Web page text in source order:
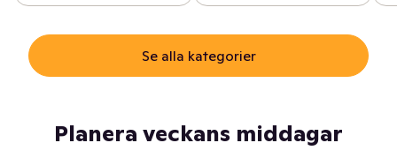
Se alla kategorier
Planera veckans middagar